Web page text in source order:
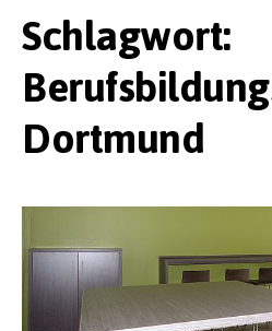
Schlagwort:
Dortmund